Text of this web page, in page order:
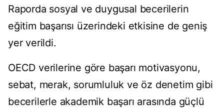
Raporda sosyal ve duygusal becerilerin
eğitim başarısı üzerindeki etkisine de geniş
yer verildi.
OECD verilerine göre başarı motivasyonu,
sebat, merak, sorumluluk ve öz denetim gibi
becerilerle akademik başarı arasında güçlü